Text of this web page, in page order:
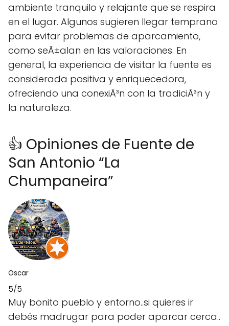
ambiente tranquilo y relajante que se respira
en el lugar. Algunos sugieren llegar temprano
para evitar problemas de aparcamiento,
como seÃ±alan en las valoraciones. En
general, la experiencia de visitar la fuente es
considerada positiva y enriquecedora,
ofreciendo una conexiÃ³n con la tradiciÃ³n y
la naturaleza.
👍 Opiniones de Fuente de
San Antonio “La
Chumpaneira”
Oscar
5/5
Muy bonito pueblo y entorno..si quieres ir
debés madrugar para poder aparcar cerca..